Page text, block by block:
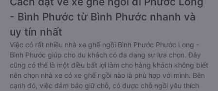
- Bình Phước từ Bình Phước nhanh và
uy tín nhất
Việc có rất nhiều nhà xe ghế ngồi Bình Phước Phước Long -
Bình Phước giúp cho du khách có đa dạng sự lựa chọn. Đây
cũng có thể là một điều bất lợi làm cho hàng khách không biết
nên chọn nhà xe có xe ghế ngồi nào là phù hợp với mình. Bên
cạnh đó, việc đảm bảo giữ chỗ, có được chỗ ngồi yêu thích